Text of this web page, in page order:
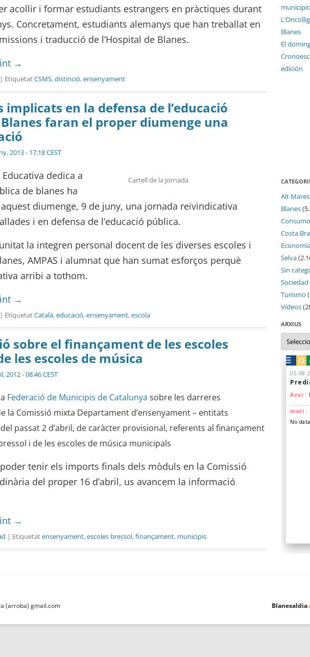
acollir i formar estudiants estrangers en pràctiques durant
Concretament, estudiants alemanys que han treballat en
i traducció de l’Hospital de Blanes.
→
| EtiquetatCSMS,distinció,ensenyament
implicats en la defensa de l’educació
faran el proper diumenge una
2013 - 17:18 CEST
Cartell de la jornada
dedica a
de blanes ha
diumenge, 9 de juny, una jornada reivindicativa
i en defensa de l’educació pública.
la integren personal docent de les diverses escoles i
AMPAS i alumnat que han sumat esforços perquè
arribi a tothom.
→
| EtiquetatCatalà,educació,ensenyament,escola
sobre el finançament de les escoles
les escoles de música
2012 - 08:46 CEST
Federació de Municipis de Catalunya sobre les darreres
la Comissió mixta Departament d’ensenyament – entitats
passat 2 d’abril, de caràcter provisional, referents al finançament
i de les escoles de música municipals
poder tenir els imports finals dels mòduls en la Comissió
del proper 16 d’abril, us avancem la informació
→
| Etiquetatensenyament,escoles bressol,finançament, municipis
Blanes
El
edición
Alt
Blanes
Costa
Selva
Sin
Sociedad
Turismo
Vídeos
ARXIUS
Arxius
(arroba) gmail.com Blanesaldia